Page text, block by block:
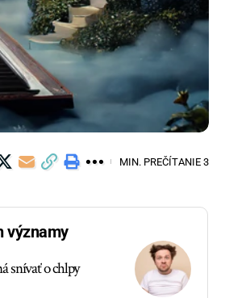
MIN. PREČÍTANIE 3
významy
snívať o chlpy